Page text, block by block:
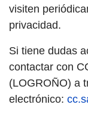
visiten
privacidad.
Si tiene dudas
contactar con
(LOGROÑO) a
electrónico: